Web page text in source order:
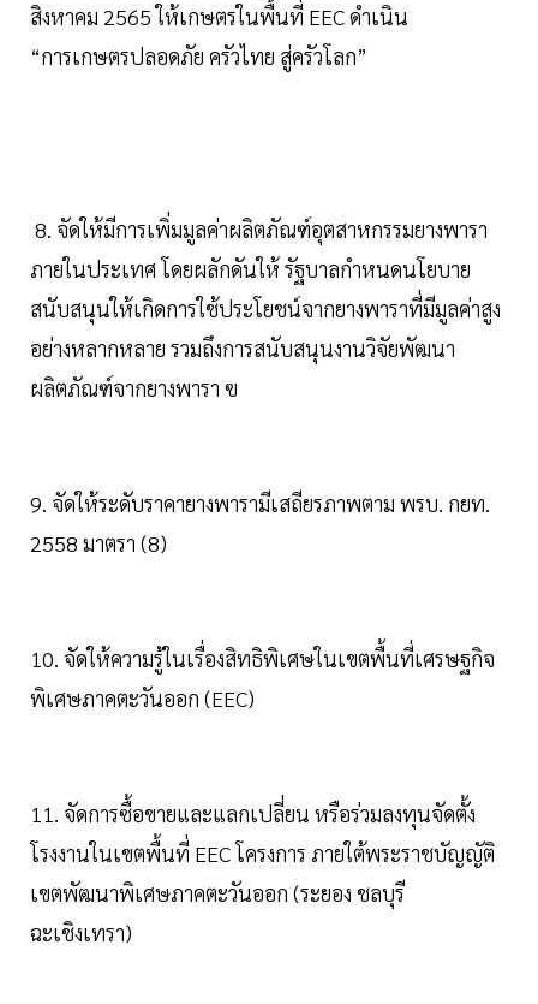
สิงหาคม 2565 ให้เกษตรในพื้นที่ EEC ดำเนิน
“การเกษตรปลอดภัย ครัวไทย สู่ครัวโลก”
8. จัดให้มีการเพิ่มมูลค่าผลิตภัณฑ์อุตสาหกรรมยางพารา
ภายในประเทศ โดยผลักดันให้ รัฐบาลกำหนดนโยบาย
สนับสนุนให้เกิดการใช้ประโยชน์จากยางพาราที่มีมูลค่าสูง
อย่างหลากหลาย รวมถึงการสนับสนุนงานวิจัยพัฒนา
ผลิตภัณฑ์จากยางพารา ฃ
9. จัดให้ระดับราคายางพารามีเสถียรภาพตาม พรบ. กยท.
2558 มาตรา (8)
10. จัดให้ความรู้ในเรื่องสิทธิพิเศษในเขตพื้นที่เศรษฐกิจ
พิเศษภาคตะวันออก (EEC)
11. จัดการซื้อขายและแลกเปลี่ยน หรือร่วมลงทุนจัดตั้ง
โรงงานในเขตพื้นที่ EEC โครงการ ภายใต้พระราชบัญญัติ
เขตพัฒนาพิเศษภาคตะวันออก (ระยอง ชลบุรี
ฉะเชิงเทรา)